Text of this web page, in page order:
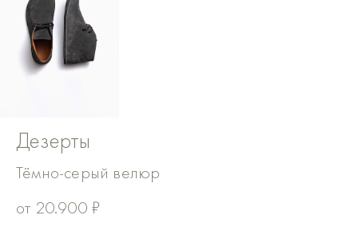
Дезерты
Тёмно-серый велюр
от 20.900 ₽